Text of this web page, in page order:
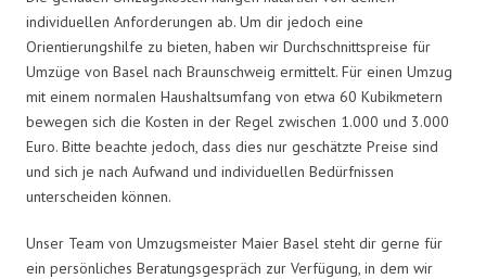
individuellen Anforderungen ab. Um dir jedoch eine
Orientierungshilfe zu bieten, haben wir Durchschnittspreise für
Umzüge von Basel nach Braunschweig ermittelt. Für einen Umzug
mit einem normalen Haushaltsumfang von etwa 60 Kubikmetern
bewegen sich die Kosten in der Regel zwischen 1.000 und 3.000
Euro. Bitte beachte jedoch, dass dies nur geschätzte Preise sind
und sich je nach Aufwand und individuellen Bedürfnissen
unterscheiden können.
Unser Team von Umzugsmeister Maier Basel steht dir gerne für
ein persönliches Beratungsgespräch zur Verfügung, in dem wir